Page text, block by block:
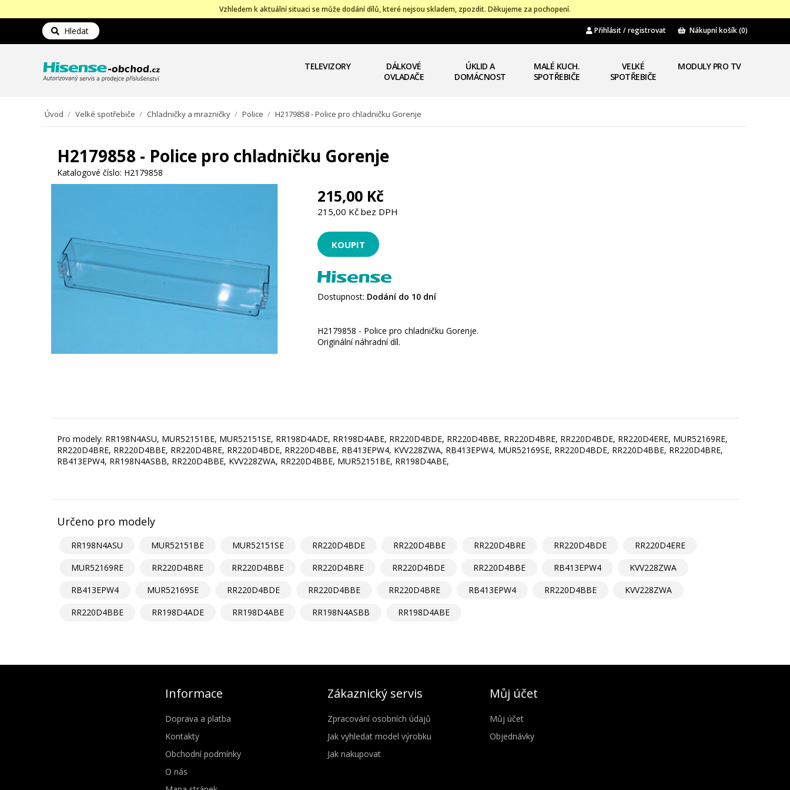
Vzhledem k aktuální situaci se může dodání dílů, které nejsou skladem, zpozdit. Děkujeme za pochopení.
Hledat Přihlásit / registrovat Nákupní košík(0)
TELEVIZORY
DÁLKOVÉ
OVLADAČE
ÚKLID A
DOMÁCNOST
MALÉ KUCH.
SPOTŘEBIČE
VELKÉ
SPOTŘEBIČE
MODULY PRO TV
Úvod / Velké spotřebiče / Chladničky a mrazničky / Police / H2179858 - Police pro chladničku Gorenje
H2179858 - Police pro chladničku Gorenje
Katalogové číslo: H2179858
215,00 Kč
215,00 Kč bez DPH
Dostupnost: Dodání do 10 dní
H2179858 - Police pro chladničku Gorenje.
Originální náhradní díl.
Pro modely: RR198N4ASU, MUR52151BE, MUR52151SE, RR198D4ADE, RR198D4ABE, RR220D4BDE, RR220D4BBE, RR220D4BRE, RR220D4BDE, RR220D4ERE, MUR52169RE,
RR220D4BRE, RR220D4BBE, RR220D4BRE, RR220D4BDE, RR220D4BBE, RB413EPW4, KVV228ZWA, RB413EPW4, MUR52169SE, RR220D4BDE, RR220D4BBE, RR220D4BRE,
RB413EPW4, RR198N4ASBB, RR220D4BBE, KVV228ZWA, RR220D4BBE, MUR52151BE, RR198D4ABE,
Určeno pro modely
RR198N4ASU MUR52151BE MUR52151SE RR220D4BDE RR220D4BBE RR220D4BRE RR220D4BDE
RR220D4ERE
MUR52169RE
RR220D4BRE RR220D4BBE RR220D4BRE RR220D4BDE RR220D4BBE RB413EPW4
KVV228ZWA
RB413EPW4
MUR52169SE RR220D4BDE RR220D4BBE RR220D4BRE RB413EPW4 RR220D4BBE
KVV228ZWA
RR220D4BBE
RR198D4ADE RR198D4ABE RR198N4ASBB RR198D4ABE
Informace
Doprava a platba
Kontakty
Obchodní podmínky
O nás
Zákaznický servis
Zpracování osobních údajů
Jak vyhledat model výrobku
Jak nakupovat
Můj účet
Můj účet
Objednávky